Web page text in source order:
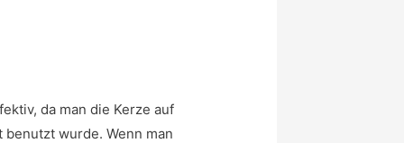
da man die Kerze auf
benutzt wurde. Wenn man